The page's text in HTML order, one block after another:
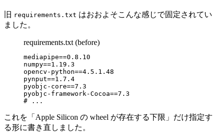
旧 requirements.txt はおおよそこんな感じで固定されてい
ました。
requirements.txt (before)
mediapipe==0.8.10
numpy==1.19.3
opencv-python==4.5.1.48
pynput==1.7.4
pyobjc-core==7.3
pyobjc-framework-Cocoa==7.3
# ...
これを「Apple Silicon の wheel が存在する下限」だけ指定す
る形に書き直しました。